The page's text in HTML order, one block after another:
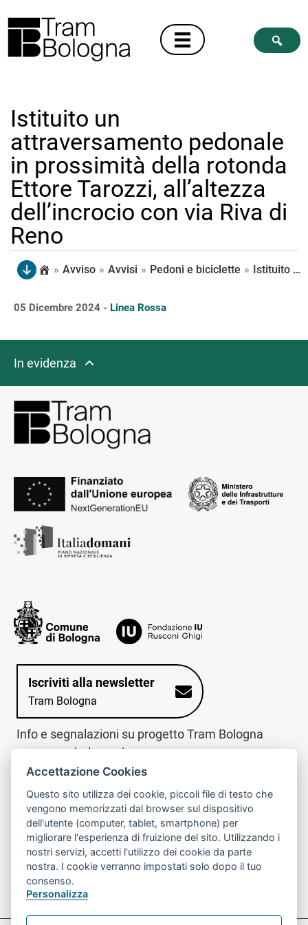
Istituito un
attraversamento pedonale
in prossimità della rotonda
Ettore Tarozzi, all’altezza
dell’incrocio con via Riva di
Reno
» Avviso » Avvisi » Pedoni e biciclette » Istituito un attraversamento pedonale in prossimità della rotonda Ettore Tarozzi, all’altezza dell’incrocio con via Riva di Reno
05 Dicembre 2024 - Linea Rossa
In evidenza
Iscriviti alla newsletter
Tram Bologna
Info e segnalazioni su progetto Tram Bologna
www.trambologna.it
trova infopoint sulla mappa interattiva
Trova l'infopoint
più vicino
telefona al call center
Chiama il call
center
800078611
Contatto cantiere per emergenze nei giorni festivi
o nelle ore notturne:366 65 36 063
Accettazione Cookies
Questo sito utilizza dei cookie, piccoli file di testo che
vengono memorizzati dal browser sul dispositivo
dell'utente (computer, tablet, smartphone) per
migliorare l'esperienza di fruizione del sito. Utilizzando i
nostri servizi, accetti l'utilizzo dei cookie da parte
nostra. I cookie verranno impostati solo dopo il tuo
consenso.
Personalizza